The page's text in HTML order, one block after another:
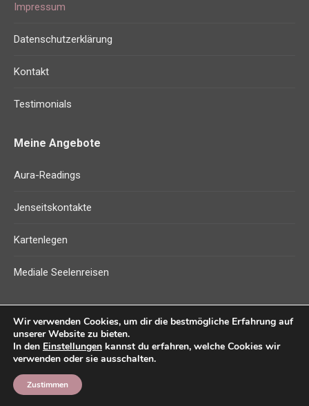
Impressum
Datenschutzerklärung
Kontakt
Testimonials
Meine Angebote
Aura-Readings
Jenseitskontakte
Kartenlegen
Mediale Seelenreisen
Seelen-Begegnungen - All rights reserved @ Created bei
Wir verwenden Cookies, um dir die bestmögliche Erfahrung auf
unserer Website zu bieten.
In den Einstellungen kannst du erfahren, welche Cookies wir
verwenden oder sie ausschalten.
Zustimmen